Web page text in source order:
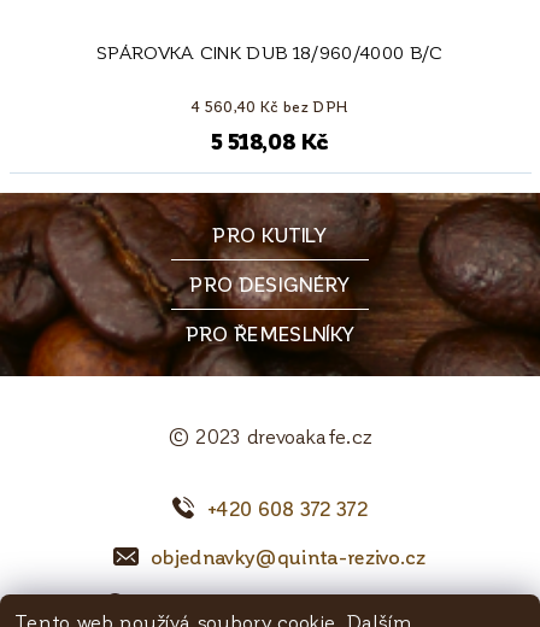
SPÁROVKA CINK DUB 18/960/4000 B/C
4 560,40 Kč bez DPH
5 518,08 Kč
PRO KUTILY
PRO DESIGNÉRY
PRO ŘEMESLNÍKY
© 2023 drevoakafe.cz
+420 608 372 372
objednavky@quinta-rezivo.cz
Tento web používá soubory cookie. Dalším